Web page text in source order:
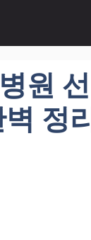
원
정